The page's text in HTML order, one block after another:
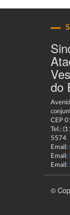
do
CEP
Tel.:
5574
Email:
Email:
Email:
©